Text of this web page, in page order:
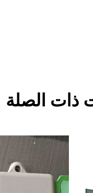
ذات الصلة